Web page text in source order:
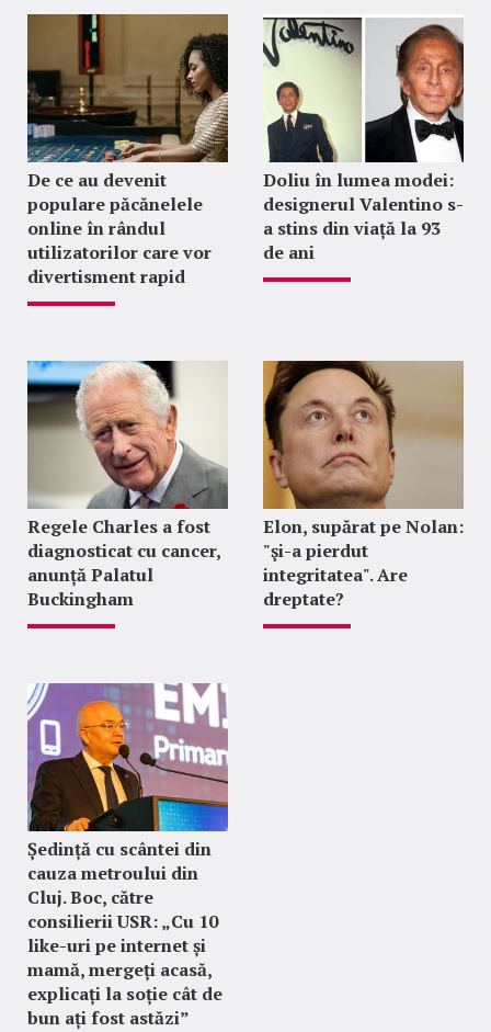
De ce au devenit
populare păcănelele
online în rândul
utilizatorilor care vor
divertisment rapid
Doliu în lumea modei:
designerul Valentino s-
a stins din viață la 93
de ani
Regele Charles a fost
diagnosticat cu cancer,
anunță Palatul
Buckingham
Elon, supărat pe Nolan:
"şi-a pierdut
integritatea". Are
dreptate?
Ședință cu scântei din
cauza metroului din
Cluj. Boc, către
consilierii USR: „Cu 10
like-uri pe internet și
mamă, mergeți acasă,
explicați la soție cât de
bun ați fost astăzi”